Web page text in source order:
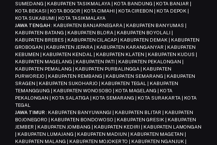
SUMEDANG | KABUPATEN TASIKMALAYA | KOTA BANDUNG | KOTA BANJAR |
KOTA BEKASI | KOTA BOGOR | KOTA CIMAHI | KOTA CIREBON | KOTA DEPOK |
KOTA SUKABUMI | KOTA TASIKMALAYA
JAWA TENGAH : KABUPATEN BANJARNEGARA | KABUPATEN BANYUMAS |
KABUPATEN BATANG | KABUPATEN BLORA | KABUPATEN BOYOLALI |
KABUPATEN BREBES | KABUPATEN CILACAP | KABUPATEN DEMAK | KABUPATEN
GROBOGAN | KABUPATEN JEPARA | KABUPATEN KARANGANYAR | KABUPATEN
KEBUMEN | KABUPATEN KENDAL | KABUPATEN KLATEN | KABUPATEN KUDUS |
KABUPATEN MAGELANG | KABUPATEN PATI | KABUPATEN PEKALONGAN |
KABUPATEN PEMALANG | KABUPATEN PURBALINGGA | KABUPATEN
PURWOREJO | KABUPATEN REMBANG | KABUPATEN SEMARANG | KABUPATEN
SRAGEN | KABUPATEN SUKOHARJO | KABUPATEN TEGAL | KABUPATEN
TEMANGGUNG | KABUPATEN WONOSOBO | KOTA MAGELANG | KOTA
PEKALONGAN | KOTA SALATIGA | KOTA SEMARANG | KOTA SURAKARTA | KOTA
TEGAL
JAWA TIMUR : KABUPATEN BANYUWANGI | KABUPATEN BLITAR | KABUPATEN
BOJONEGORO | KABUPATEN BONDOWOSO | KABUPATEN GRESIK | KABUPATEN
JEMBER | KABUPATEN JOMBANG | KABUPATEN KEDIRI | KABUPATEN LAMONGAN
| KABUPATEN LUMAJANG | KABUPATEN MADIUN | KABUPATEN MAGETAN |
KABUPATEN MALANG | KABUPATEN MOJOKERTO | KABUPATEN NGANJUK |